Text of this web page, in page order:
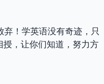
！学英语没有奇迹，只
，让你们知道，努力方